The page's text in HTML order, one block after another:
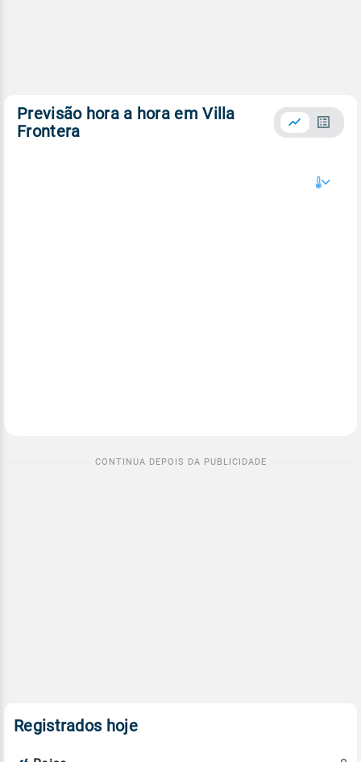
Previsão hora a hora em Villa
Frontera
Registrados hoje